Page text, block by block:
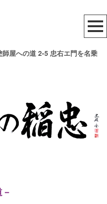
師屋への道 2-5 忠右エ門を名乗